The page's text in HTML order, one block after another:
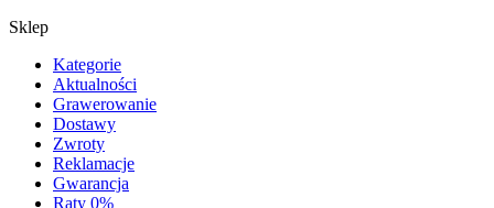
Sklep
Kategorie
Aktualności
Grawerowanie
Dostawy
Zwroty
Reklamacje
Gwarancja
Raty 0%